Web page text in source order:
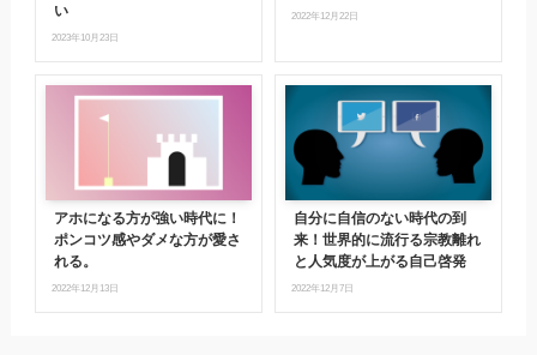
い
2023年10月23日
2022年12月22日
アホになる方が強い時代に！
ポンコツ感やダメな方が愛さ
れる。
2022年12月13日
自分に自信のない時代の到
来！世界的に流行る宗教離れ
と人気度が上がる自己啓発
2022年12月7日